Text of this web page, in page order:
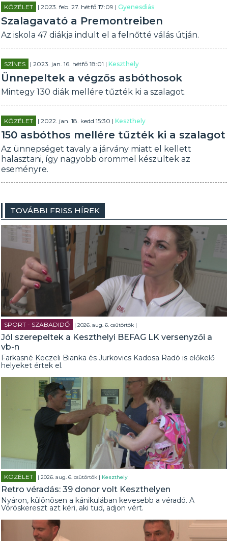
KÖZÉLET | 2023. feb. 27. hétfő 17:09 |Gyenesdiás
Szalagavató a Premontreiben
Az iskola 47 diákja indult el a felnőtté válás útján.
SZÍNES | 2023. jan. 16. hétfő 18:01 |Keszthely
Ünnepeltek a végzős asbóthosok
Mintegy 130 diák mellére tűzték ki a szalagot.
KÖZÉLET | 2022. jan. 18. kedd 15:30 |Keszthely
150 asbóthos mellére tűzték ki a szalagot
Az ünnepséget tavaly a járvány miatt el kellett
halasztani, így nagyobb örömmel készültek az
eseményre.
TOVÁBBI FRISS HÍREK
SPORT - SZABADIDŐ | 2026. aug. 6. csütörtök |
Jól szerepeltek a Keszthelyi BEFAG LK versenyzői a
vb-n
Farkasné Keczeli Bianka és Jurkovics Kadosa Radó is előkelő
helyeket értek el.
KÖZÉLET | 2026. aug. 6. csütörtök | Keszthely
Retro véradás: 39 donor volt Keszthelyen
Nyáron, különösen a kánikulában kevesebb a véradó. A
Vöröskereszt azt kéri, aki tud, adjon vért.